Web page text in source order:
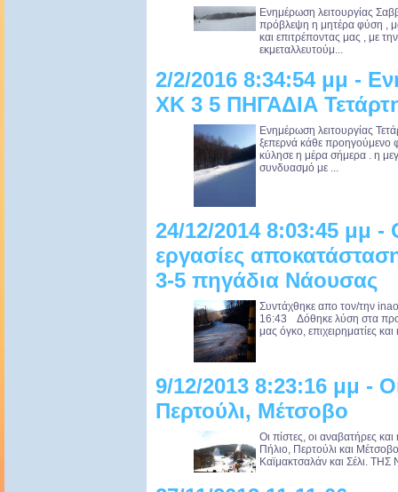
Ενημέρωση λειτουργίας
πρόβλεψη η μητέρα φύση ,
και επιτρέποντας μας , με
εκμεταλλευτούμ...
2/2/2016 8:34:54 μμ -
ΧΚ 3 5 ΠΗΓΑΔΙΑ
Ενημέρωση λειτουργίας
ξεπερνά κάθε προηγούμενο
κύλησε η μέρα σήμερα . η
συνδυασμό με ...
24/12/2014 8:03:45 μμ
εργασίες
3-5 πηγάδια Νάουσας
Συντάχθηκε απο τον/την
16:43 Δόθηκε λύση στα
μας όγκο, επιχειρηματίες
9/12/2013 8:23:16 μμ -
Περτούλι, Μέτσοβο
Οι πίστες, οι αναβατήρες
Πήλιο, Περτούλι και
Καϊμακτσαλάν και Σέλι.